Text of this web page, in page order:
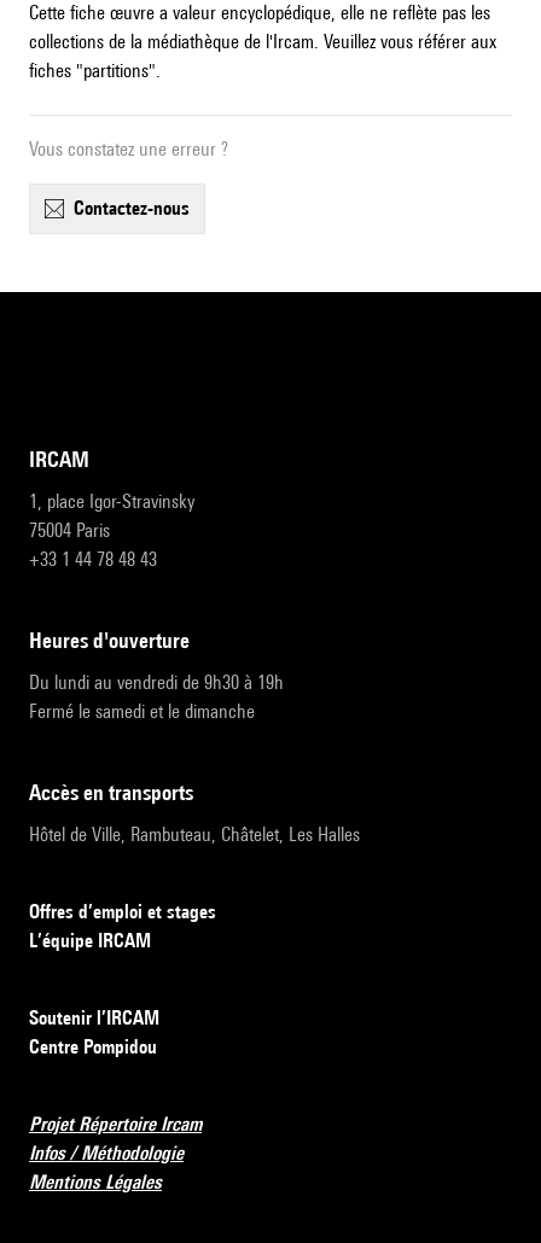
Cette fiche œuvre a valeur encyclopédique, elle ne reflète pas les
collections de la médiathèque de l'Ircam. Veuillez vous référer aux
fiches "partitions".
Vous constatez une erreur ?
contactez-nous
IRCAM
1, place Igor-Stravinsky
75004 Paris
+33 1 44 78 48 43
heures d'ouverture
Du lundi au vendredi de 9h30 à 19h
Fermé le samedi et le dimanche
accès en transports
Hôtel de Ville, Rambuteau, Châtelet, Les Halles
Offres d’emploi et stages
L’équipe IRCAM
Soutenir l’IRCAM
Centre Pompidou
Projet Répertoire Ircam
Infos / Méthodologie
Mentions Légales